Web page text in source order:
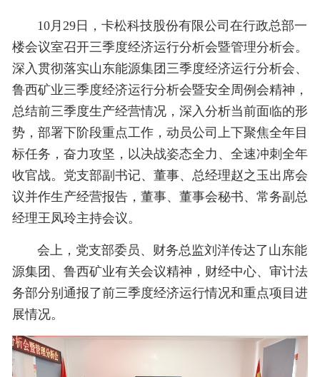
10月29日，卡松科技股份有限公司在行政总部一
楼会议室召开三季度经济运行分析会暨管理分析会。
深入贯彻落实山东能源集团三季度经济运行分析会、
鲁西矿业三季度经济运行分析会暨安全周例会精神，
总结前三季度生产经营情况，深入分析当前面临的形
势，部署下阶段重点工作，动员公司上下聚焦全年目
标任务，奋力攻坚，以决战姿态全力、全速冲刺全年
收官战。党支部副书记、董事、总经理赵之玉出席会
议并作生产经营报告，董事、董事会秘书、常务副总
经理王凤玲主持会议。
会上，党支部委员、财务总监刘洋传达了山东能
源集团、鲁西矿业有关会议精神，财经中心、审计法
务部分别通报了前三季度经济运行情况和重点项目进
展情况。